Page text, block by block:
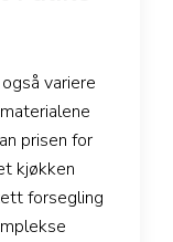
variere
prisen for
kjøkken
forsegling